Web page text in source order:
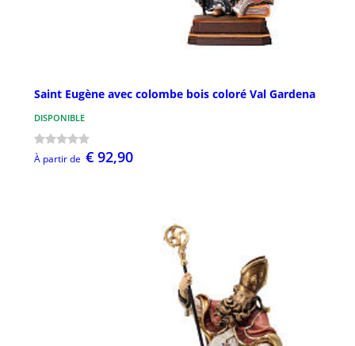
Saint Eugène avec colombe bois coloré Val Gardena
DISPONIBLE
À partir de € 92,90